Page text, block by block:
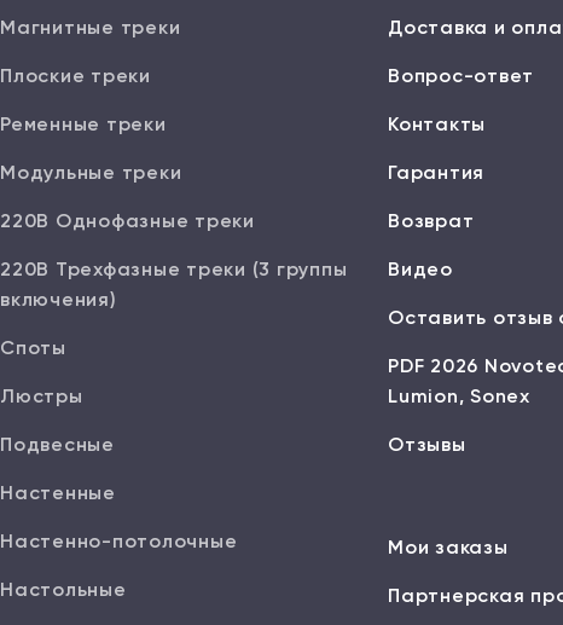
Магнитные треки
Плоские треки
Ременные треки
Модульные треки
220В Однофазные треки
220В Трехфазные треки (3 группы
включения)
Споты
Люстры
Подвесные
Настенные
Настенно-потолочные
Настольные
Доставка и
Вопрос-ответ
Контакты
Гарантия
Возврат
Видео
Оставить отзыв
PDF 2026
Lumion, Sonex
Отзывы
Мои заказы
Партнерская